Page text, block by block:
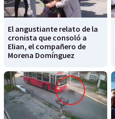
El angustiante relato de la
cronista que consoló a
Elian, el compañero de
Morena Domínguez